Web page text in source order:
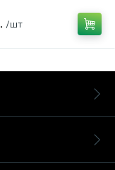
/шт